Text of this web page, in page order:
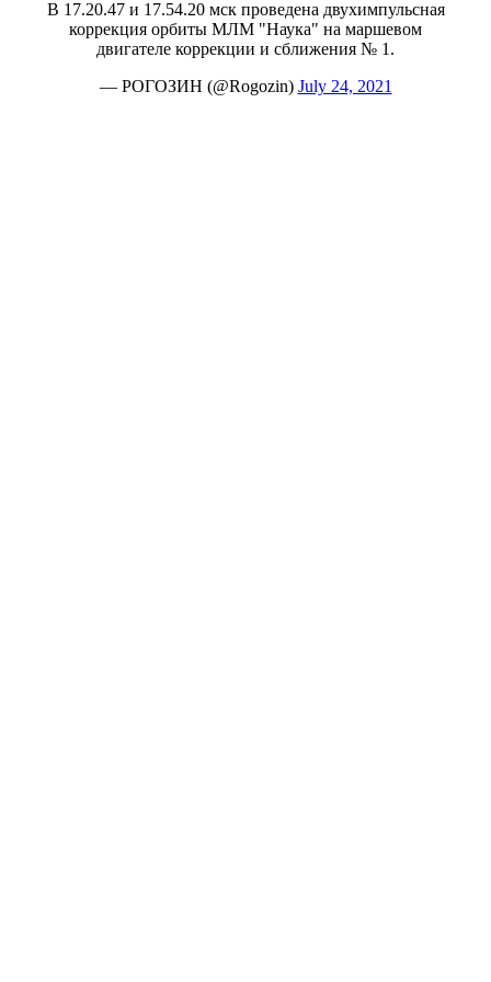
В 17.20.47 и 17.54.20 мск проведена двухимпульсная
коррекция орбиты МЛМ "Наука" на маршевом
двигателе коррекции и сближения № 1.
— РОГОЗИН (@Rogozin) July 24, 2021